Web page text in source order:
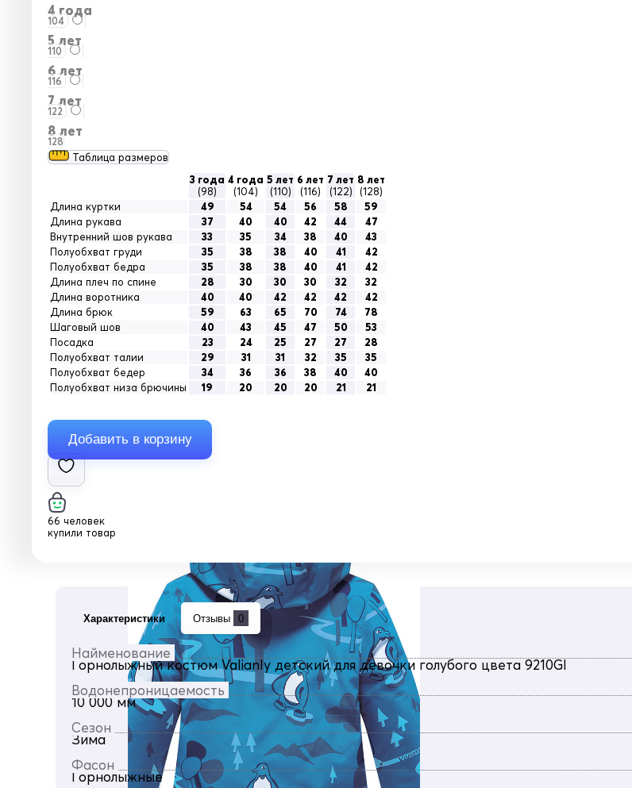
4 года
104
5 лет
110
6 лет
116
7 лет
122
8 лет
128
Таблица размеров
3 года
(98)
4 года
(104)
5 лет
(110)
6 лет
(116)
7 лет
(122)
8 лет
(128)
Длина куртки
49 54 54 56 58
59
Длина рукава
37 40 40 42 44
47
Внутренний шов рукава
33 35 34 38 40
43
Полуобхват груди
35 38 38 40 41
42
Полуобхват бедра
35 38 38 40 41
42
Длина плеч по спине
28 30 30 30 32
32
Длина воротника
40 40 42 42 42
42
Длина брюк
59 63 65 70 74
78
Шаговый шов
40 43 45 47 50
53
Посадка
23 24 25 27 27
28
Полуобхват талии
29 31 31 32 35
35
Полуобхват бедер
34 36 36 38 40
40
Полуобхват низа брючины
19 20 20 20 21 21
66 человек
купили товар
Характеристики Отзывы 0
Найменование
Горнолыжный костюм Valianly детский для девочки голубого цвета 9210Gl
Водонепроницаемость
10 000 мм
Сезон
Зима
Фасон
Горнолыжные